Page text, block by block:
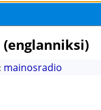
mainosradio